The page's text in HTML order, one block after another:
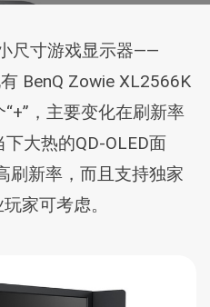
尺寸游戏显示器——
BenQ Zowie XL2566K
，主要变化在刷新率
大热的QD-OLED面
刷新率，而且支持独家
家可考虑。